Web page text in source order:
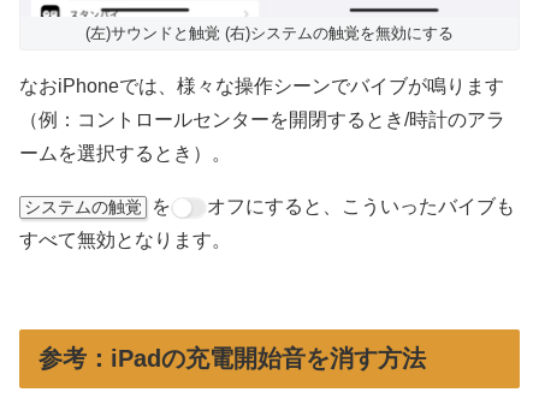
(左)サウンドと触覚 (右)システムの触覚を無効にする
なおiPhoneでは、様々な操作シーンでバイブが鳴ります
（例：コントロールセンターを開閉するとき/時計のアラ
ームを選択するとき）。
システムの触覚 を
オフにすると、こういったバイブも
すべて無効となります。
参考：iPadの充電開始音を消す方法